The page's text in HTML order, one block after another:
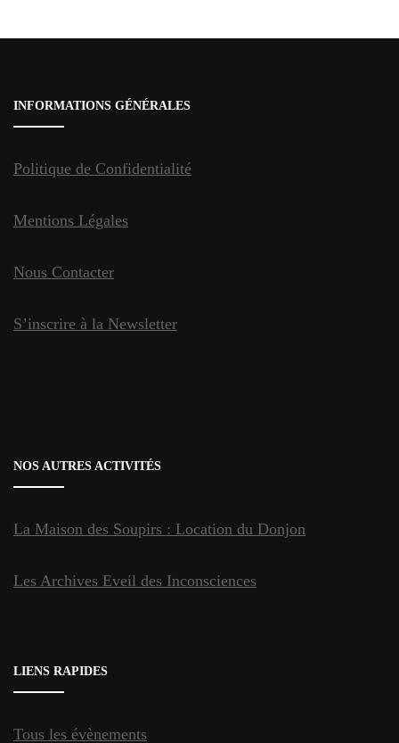
d'article
INFORMATIONS GÉNÉRALES
Politique de Confidentialité
Mentions Légales
Nous Contacter
S’inscrire à la Newsletter
NOS AUTRES ACTIVITÉS
La Maison des Soupirs : Location du Donjon
Les Archives Eveil des Inconsciences
LIENS RAPIDES
Tous les évènements